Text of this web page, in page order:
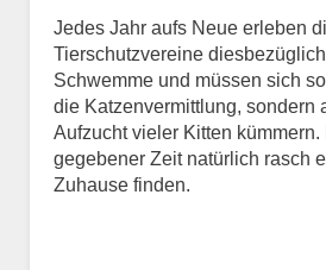
Jedes Jahr aufs Neue erleben
Tierschutzvereine
Schwemme und müssen sich
die Katzenvermittlung, sondern
Aufzucht vieler Kitten
gegebener Zeit natürlich rasch
Zuhause finden.